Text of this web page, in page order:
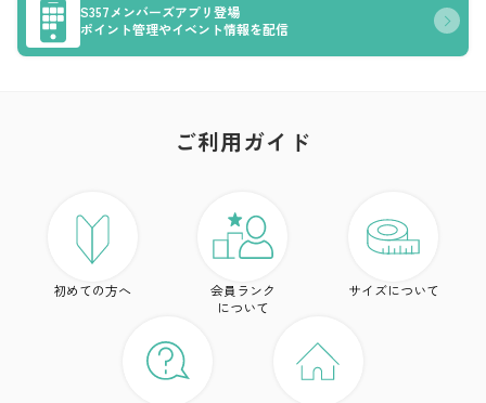
S357メンバーズアプリ登場
ポイント管理やイベント情報を配信
ご利用ガイド
初めての方へ
会員ランク
について
サイズについて